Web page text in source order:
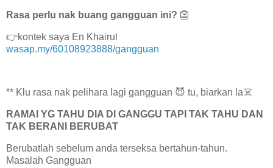
Rasa perlu nak buang gangguan ini? 👺
👉kontek saya En Khairul
wasap.my/60108923888/gangguan
** Klu rasa nak pelihara lagi gangguan 😈 tu, biarkan la☠️
RAMAI YG TAHU DIA DI GANGGU TAPI TAK TAHU DAN
TAK BERANI BERUBAT
Berubatlah sebelum anda terseksa bertahun-tahun.
Masalah Gangguan